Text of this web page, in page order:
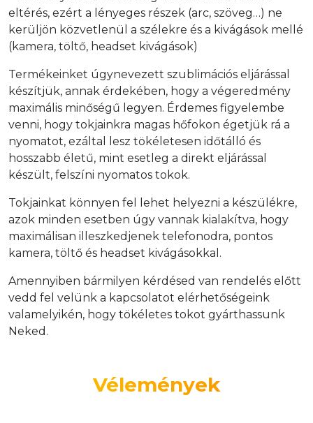
eltérés, ezért a lényeges részek (arc, szöveg…) ne
kerüljön közvetlenül a szélekre és a kivágások mellé
(kamera, töltő, headset kivágások)
Termékeinket úgynevezett szublimációs eljárással
készítjük, annak érdekében, hogy a végeredmény
maximális minőségű legyen. Érdemes figyelembe
venni, hogy tokjainkra magas hőfokon égetjük rá a
nyomatot, ezáltal lesz tökéletesen időtálló és
hosszabb életű, mint esetleg a direkt eljárással
készült, felszíni nyomatos tokok.
Tokjainkat könnyen fel lehet helyezni a készülékre,
azok minden esetben úgy vannak kialakítva, hogy
maximálisan illeszkedjenek telefonodra, pontos
kamera, töltő és headset kivágásokkal.
Amennyiben bármilyen kérdésed van rendelés előtt
vedd fel velünk a kapcsolatot elérhetőségeink
valamelyikén, hogy tökéletes tokot gyárthassunk
Neked.
Vélemények